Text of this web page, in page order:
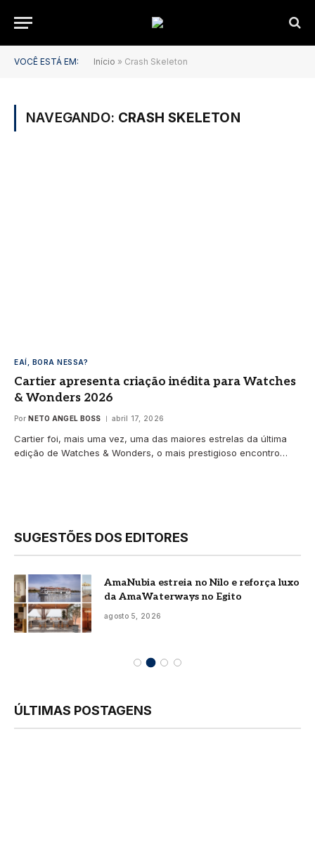
VOCÊ ESTÁ EM: Início » Crash Skeleton
NAVEGANDO: CRASH SKELETON
EAÍ, BORA NESSA?
Cartier apresenta criação inédita para Watches
& Wonders 2026
Por NETO ANGEL BOSS abril 17, 2026
Cartier foi, mais uma vez, uma das maiores estrelas da última
edição de Watches & Wonders, o mais prestigioso encontro…
SUGESTÕES DOS EDITORES
AmaNubia estreia no Nilo e reforça luxo
da AmaWaterways no Egito
agosto 5, 2026
ÚLTIMAS POSTAGENS